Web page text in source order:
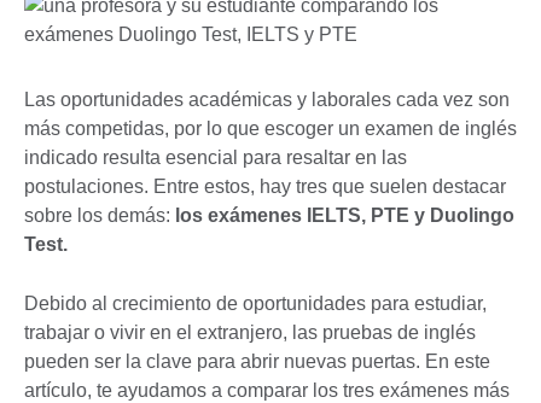
Las oportunidades académicas y laborales cada vez son
más competidas, por lo que escoger un examen de inglés
indicado resulta esencial para resaltar en las
postulaciones. Entre estos, hay tres que suelen destacar
sobre los demás: los exámenes IELTS, PTE y Duolingo
Test.
Debido al crecimiento de oportunidades para estudiar,
trabajar o vivir en el extranjero, las pruebas de inglés
pueden ser la clave para abrir nuevas puertas. En este
artículo, te ayudamos a comparar los tres exámenes más